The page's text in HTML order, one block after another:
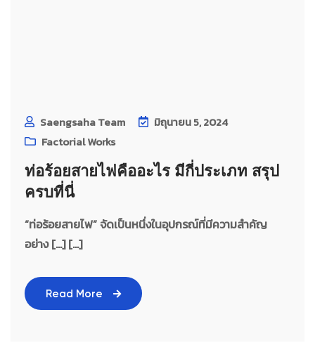
Saengsaha Team
มิถุนายน 5, 2024
Factorial Works
ท่อร้อยสายไฟคืออะไร มีกี่ประเภท สรุป
ครบที่นี่
“ท่อร้อยสายไฟ” จัดเป็นหนึ่งในอุปกรณ์ที่มีความสำคัญ
อย่าง […] [...]
Read More